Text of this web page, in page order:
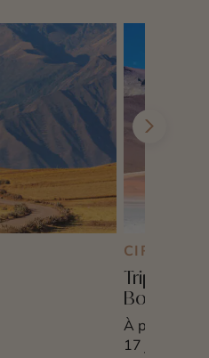
CIRCUIT
Triptyque
Bolivie et
À partir de
17 jours et